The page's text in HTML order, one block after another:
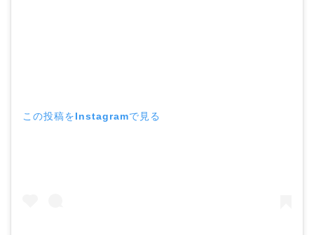
この投稿をInstagramで見る